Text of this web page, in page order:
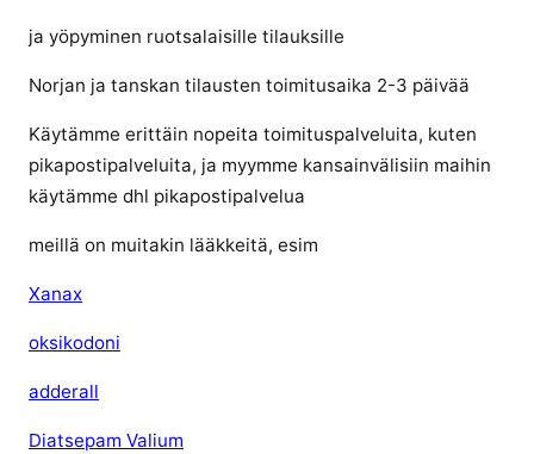
D
N
s
u
ja yöpyminen ruotsalaisille tilauksille
Norjan ja tanskan tilausten toimitusaika 2-3 päivää
Käytämme erittäin nopeita toimituspalveluita, kuten
pikapostipalveluita, ja myymme kansainvälisiin maihin
käytämme dhl pikapostipalvelua
meillä on muitakin lääkkeitä, esim
Xanax
oksikodoni
adderall
Diatsepam Valium